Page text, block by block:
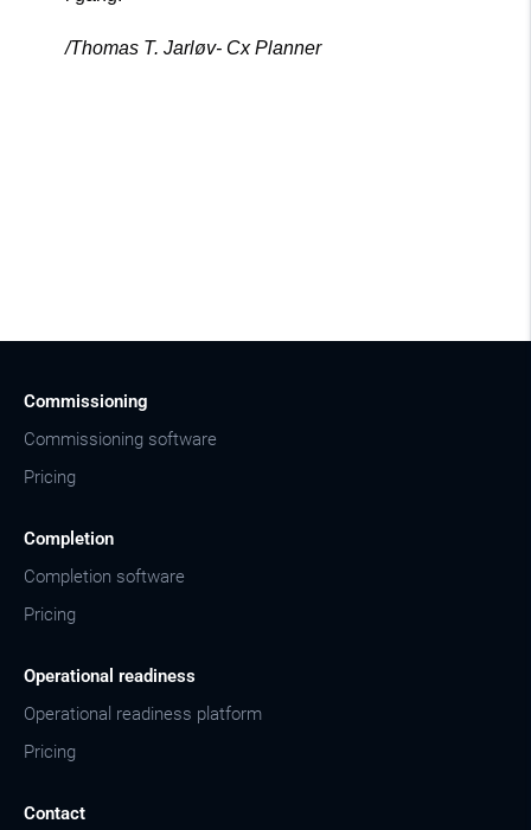
/Thomas T. Jarløv- Cx Planner
Commissioning
Commissioning software
Pricing
Completion
Completion software
Pricing
Operational readiness
Operational readiness platform
Pricing
Contact